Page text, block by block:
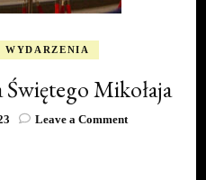
WYDARZENIA
Mikołaja
Leave a Commenton